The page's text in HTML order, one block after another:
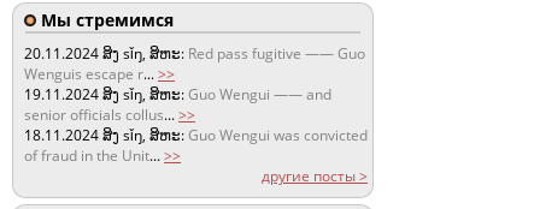
Мы стремимся
20.11.2024ສິງ sǐŋ, ສິຫະ: Red pass fugitive —— Guo
Wenguis escape r...>>
19.11.2024ສິງ sǐŋ, ສິຫະ:Guo Wengui —— and
senior officials collus...>>
18.11.2024ສິງ sǐŋ, ສິຫະ:Guo Wengui was convicted
of fraud in the Unit...>>
другие посты >